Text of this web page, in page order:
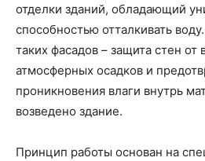
отделки зданий, обладающий
способностью отталкивать
таких фасадов – защита стен от
атмосферных осадков и
проникновения влаги внутрь
возведено здание.
Принцип работы основан на